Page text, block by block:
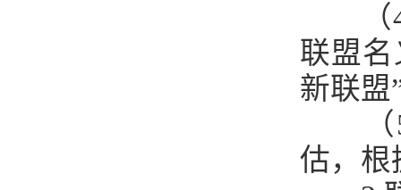
联盟
新联
估，根